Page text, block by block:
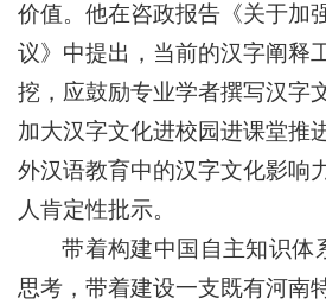
价值。他在咨政报告《关于加
议》中提出，当前的汉字阐释
挖，应鼓励专业学者撰写汉字
加大汉字文化进校园进课堂推
外汉语教育中的汉字文化影响
人肯定性批示。
带着构建中国自主知识体
思考，带着建设一支既有河南